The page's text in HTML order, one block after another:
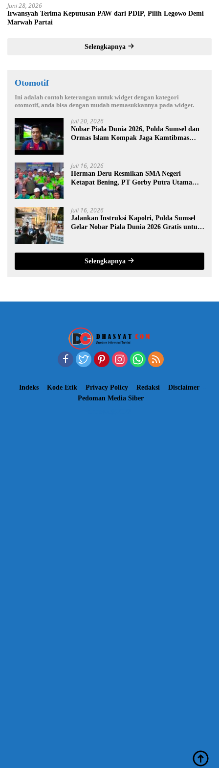
Juni 28, 2026
Irwansyah Terima Keputusan PAW dari PDIP, Pilih Legowo Demi
Marwah Partai
Selengkapnya
Otomotif
Ini adalah contoh keterangan untuk widget dengan kategori
otomotif, anda bisa dengan mudah memasukkannya pada widget.
Juli 20, 2026
Nobar Piala Dunia 2026, Polda Sumsel dan
Ormas Islam Kompak Jaga Kamtibmas
Juli 16, 2026
Herman Deru Resmikan SMA Negeri
Ketapat Bening, PT Gorby Putra Utama
Juli 16, 2026
Jalankan Instruksi Kapolri, Polda Sumsel
Gelar Nobar Piala Dunia 2026 Gratis untuk
Selengkapnya
Indeks Kode Etik Privacy Policy Redaksi
Disclaimer
Pedoman Media Siber